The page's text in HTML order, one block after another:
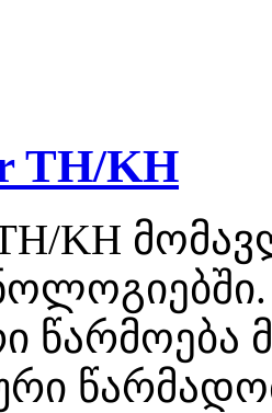
TH/KH
KH
წარმოება